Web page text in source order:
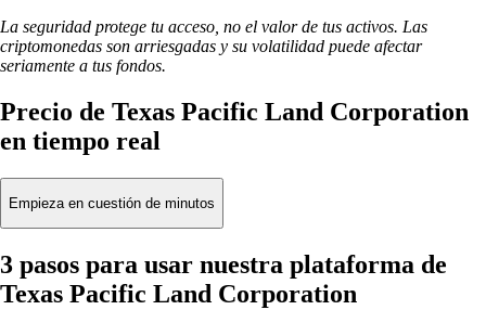
La seguridad protege tu acceso, no el valor de tus activos. Las
criptomonedas son arriesgadas y su volatilidad puede afectar
seriamente a tus fondos.
Precio de Texas Pacific Land Corporation
en tiempo real
Empieza en cuestión de minutos
3 pasos para usar nuestra plataforma de
Texas Pacific Land Corporation